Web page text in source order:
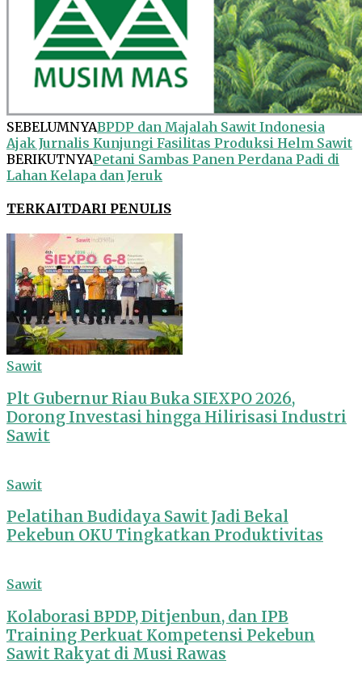
SEBELUMNYABPDP dan Majalah Sawit Indonesia
Ajak Jurnalis Kunjungi Fasilitas Produksi Helm Sawit
BERIKUTNYAPetani Sambas Panen Perdana Padi di
Lahan Kelapa dan Jeruk
TERKAITDARI PENULIS
Sawit
Plt Gubernur Riau Buka SIEXPO 2026,
Dorong Investasi hingga Hilirisasi Industri
Sawit
Sawit
Pelatihan Budidaya Sawit Jadi Bekal
Pekebun OKU Tingkatkan Produktivitas
Sawit
Kolaborasi BPDP, Ditjenbun, dan IPB
Training Perkuat Kompetensi Pekebun
Sawit Rakyat di Musi Rawas